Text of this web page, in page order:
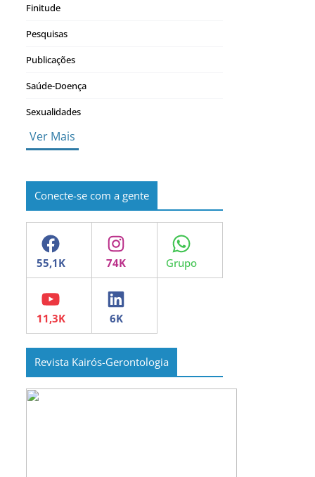
Finitude
Pesquisas
Publicações
Saúde-Doença
Sexualidades
Ver Mais
Conecte-se com a gente
Facebook Instagram WhatsApp
YouTube LinkedIn
Revista Kairós-Gerontologia